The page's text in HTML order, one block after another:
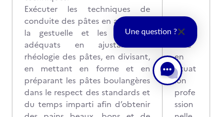
Exécuter les techniques de
conduite des pâtes en adoptant
la gestuelle et les matériels
adéquats en ajustant la
rhéologie des pâtes, en divisant,
en mettant en forme et en
préparant les pâtes boulangères
dans le respect des standards et
du temps imparti afin d’obtenir
Mise
en
situat
ion
profe
ssion
Une question ?